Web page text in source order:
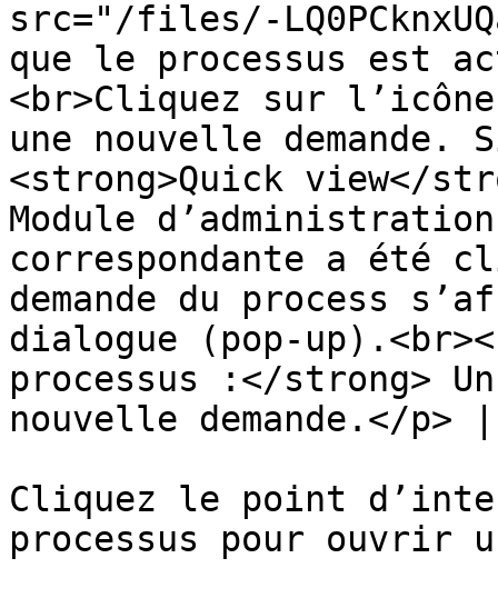
src="/files/-
que le processus est
<br>Cliquez sur
une nouvelle
<strong>Quick view</
Module
correspondante a été
demande du process
dialogue (pop-
processus :</strong>
nouvelle demande.</p> |
Cliquez le point
processus pour ouvrir